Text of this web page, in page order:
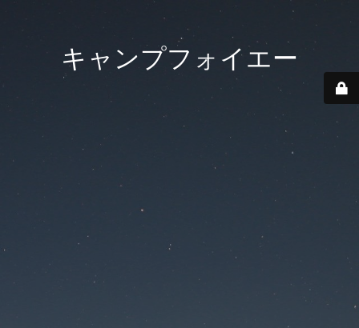
キャンプフォイエー